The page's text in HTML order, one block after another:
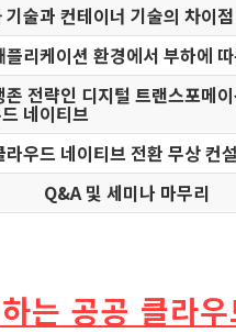
기술과 컨테이너 기술의 차이점
플리케이션 환경에서 부하에
존 전략인 디지털 트랜스포메
네이티브
라우드 네이티브 전환 무상 컨
Q&A 및 세미나 마무리
는 공공 클라